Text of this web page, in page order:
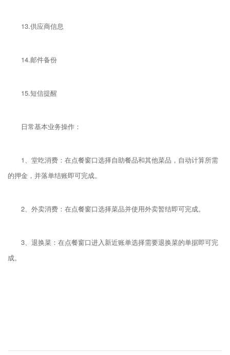
13.供应商信息
14.邮件备份
15.短信提醒
日常基本业务操作：
1、堂吃消费：在点餐窗口选择自助餐品和其他菜品，自动计算所需
的押金，并落单结账即可完成。
2、外卖消费：在点餐窗口选择菜品并使用外卖暂结即可完成。
3、退换菜：在点餐窗口进入新近账单选择需要退换菜的单据即可完
成。